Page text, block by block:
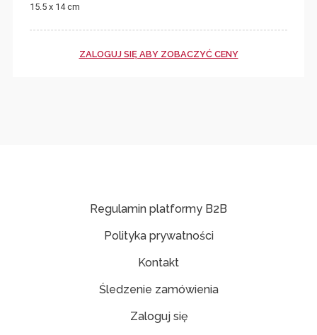
15.5 x 14 cm
ZALOGUJ SIĘ ABY ZOBACZYĆ CENY
Regulamin platformy B2B
Polityka prywatności
Kontakt
Śledzenie zamówienia
Zaloguj się